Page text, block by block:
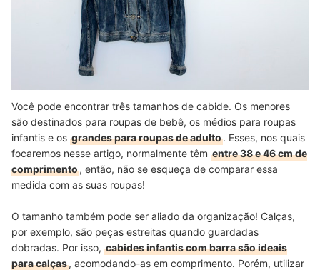
Você pode encontrar três tamanhos de cabide. Os menores
são destinados para roupas de bebê, os médios para roupas
infantis e os grandes para roupas de adulto. Esses, nos quais
focaremos nesse artigo, normalmente têm entre 38 e 46 cm de
comprimento, então, não se esqueça de comparar essa
medida com as suas roupas!
O tamanho também pode ser aliado da organização! Calças,
por exemplo, são peças estreitas quando guardadas
dobradas. Por isso, cabides infantis com barra são ideais
para calças, acomodando-as em comprimento. Porém, utilizar